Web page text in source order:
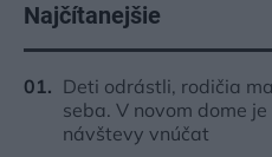
Najčítanejšie
Deti odrástli, rodičia
seba. V novom dome
návštevy vnúčat